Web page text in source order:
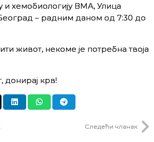
и хемобиологију ВМА, Улица
– радним даном од 7:30 до
живот, некоме је потребна твоја
донирај крв!
Следећи чланак